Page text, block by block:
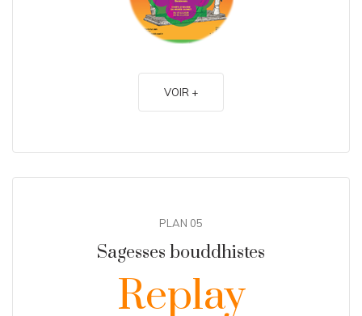
VOIR +
PLAN 05
Sagesses bouddhistes
Replay